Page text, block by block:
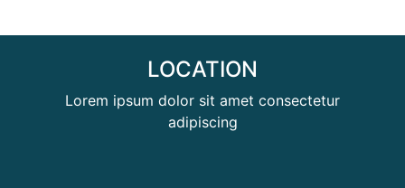
LOCATION
Lorem ipsum dolor sit amet consectetur
adipiscing